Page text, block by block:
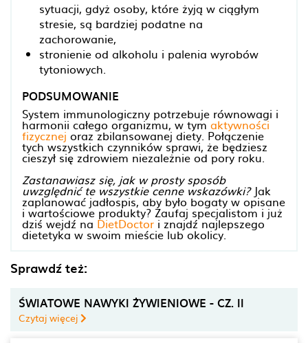
sytuacji, gdyż osoby, które żyją w ciągłym
stresie, są bardziej podatne na
zachorowanie,
stronienie od alkoholu i palenia wyrobów
tytoniowych.
PODSUMOWANIE
System immunologiczny potrzebuje równowagi i
harmonii całego organizmu, w tym aktywności
fizycznej oraz zbilansowanej diety. Połączenie
tych wszystkich czynników sprawi, że będziesz
cieszył się zdrowiem niezależnie od pory roku.
Zastanawiasz się, jak w prosty sposób
uwzględnić te wszystkie cenne wskazówki?Jak
zaplanować jadłospis, aby było bogaty w opisane
i wartościowe produkty? Zaufaj specjalistom i już
dziś wejdź na DietDoctor i znajdź najlepszego
dietetyka w swoim mieście lub okolicy.
Sprawdź też:
ŚWIATOWE NAWYKI ŻYWIENIOWE - CZ. II
Czytaj więcej